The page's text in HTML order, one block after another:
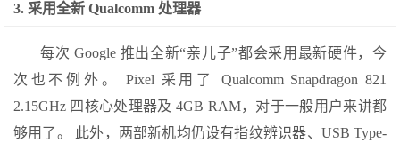
3. 采用全新 Qualcomm 处理器
每次 Google 推出全新“亲儿子”都会采用最新硬件，今
次也不例外。 Pixel 采用了 Qualcomm Snapdragon 821
2.15GHz 四核心处理器及 4GB RAM，对于一般用户来讲都
够用了。 此外，两部新机均仍设有指纹辨识器、USB Type-